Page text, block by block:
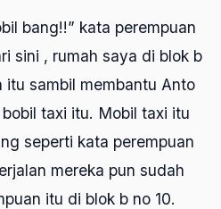
bang!!” kata perempuan
sini , rumah saya di blok b
itu sambil membantu Anto
taxi itu. Mobil taxi itu
seperti kata perempuan
mereka pun sudah
itu di blok b no 10.